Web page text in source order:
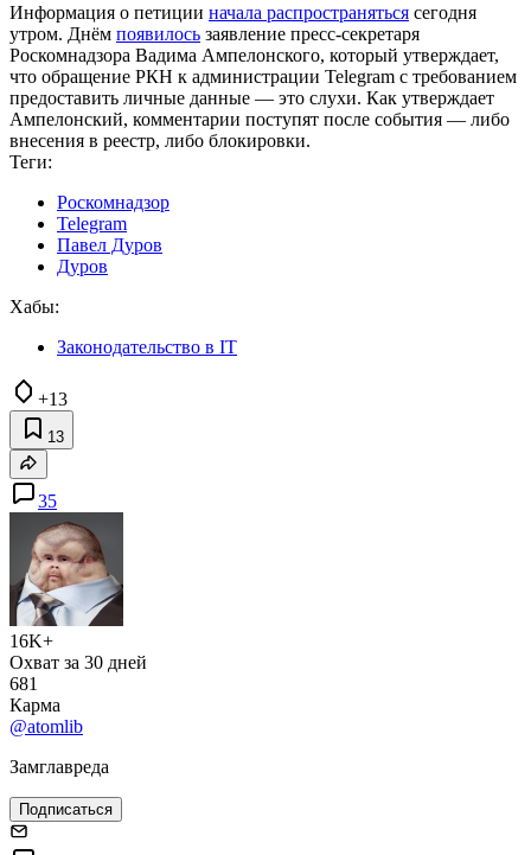
Информация о петиции начала распространяться сегодня
утром. Днём появилось заявление пресс-секретаря
Роскомнадзора Вадима Ампелонского, который утверждает,
что обращение РКН к администрации Telegram с требованием
предоставить личные данные — это слухи. Как утверждает
Ампелонский, комментарии поступят после события — либо
внесения в реестр, либо блокировки.
Теги:
Роскомнадзор
Telegram
Павел Дуров
Дуров
Хабы:
Законодательство в IT
+13
13
35
16K+
Охват за 30 дней
681
Карма
@atomlib
Замглавреда
Подписаться